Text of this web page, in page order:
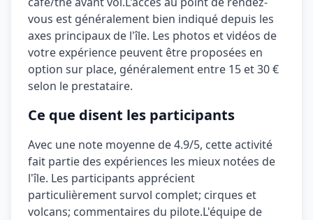
vous est généralement bien indiqué depuis les
axes principaux de l'île. Les photos et vidéos de
votre expérience peuvent être proposées en
option sur place, généralement entre 15 et 30 €
selon le prestataire.
Ce que disent les participants
Avec une note moyenne de4.9/5, cette activité
fait partie des expériences les mieux notées de
l'île. Les participants apprécient
particulièrementsurvol complet; cirques et
volcans; commentaires du pilote.L'équipe de